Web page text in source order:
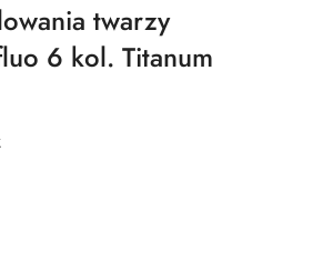
twarzy
6 kol. Titanum